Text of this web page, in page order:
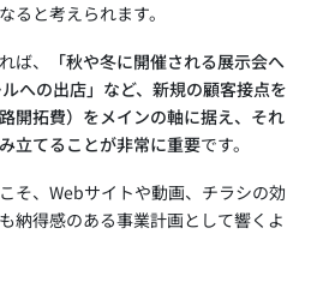
ると考えられます。
ば、
「秋や冬に開催される展示会へ
への出店」など、新規の顧客接点を
開拓費）をメインの軸に据え、それ
立てることが非常に重要です。
そ、Webサイトや動画、チラシの効
納得感のある事業計画として響くよ